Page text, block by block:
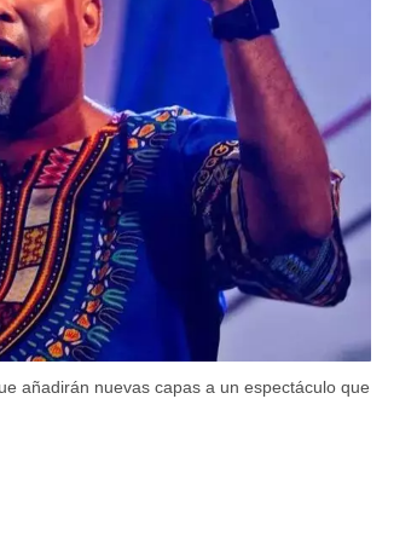
añadirán nuevas capas a un espectáculo que